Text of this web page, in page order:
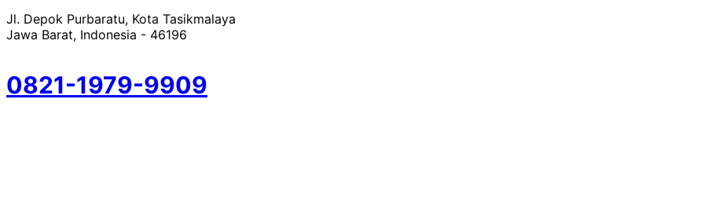
Jl. Depok Purbaratu, Kota Tasikmalaya
Jawa Barat, Indonesia - 46196
0821-1979-9909